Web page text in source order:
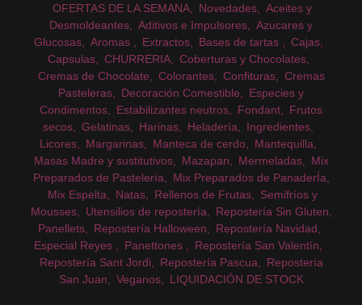
OFERTAS DE LA SEMANA Novedades
Aceites y
Desmoldeantes
Aditivos e Impulsores
Azucares y
Glucosas
Aromas Extractos Bases de tartas
Cajas
Capsulas
CHURRERIA
Coberturas y Chocolates
Cremas de Chocolate
Colorantes Confituras
Cremas
Pasteleras
Decoración Comestible
Especies y
Condimentos
Estabilizantes neutros Fondant
Frutos
secos
Gelatinas Harinas Heladería
Ingredientes
Licores
Margarinas Manteca de cerdo
Mantequilla
Masas Madre y sustitutivos
Mazapan Mermeladas
Mix
Preparados de Pastelería
Mix Preparados de PanaderÍa
Mix Espelta
Natas Rellenos de Frutas
Semifríos y
Mousses
Utensilios de repostería
Repostería Sin Gluten
Panellets
Repostería Halloween
Repostería Navidad
Especial Reyes
Panettones
Repostería San Valentín
Repostería Sant Jordi
Repostería Pascua
Repostería
San Juan
Veganos LIQUIDACIÓN DE STOCK